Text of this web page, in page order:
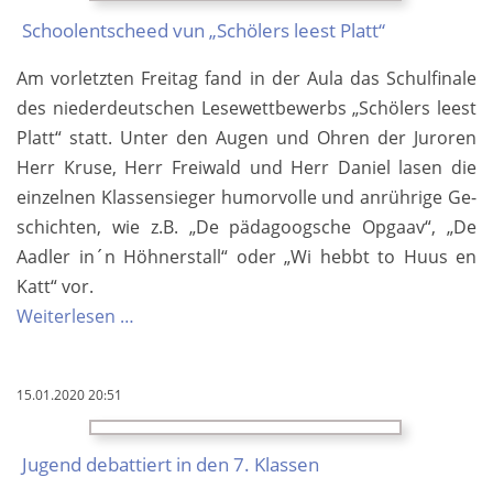
School­ent­scheed vun „Schölers leest Platt“
Am vorletz­ten Frei­tag fand in der Aula das Schul­finale
des nieder­deut­schen Lese­wett­be­werbs „Schölers leest
Platt“ statt. Un­ter den Au­gen und Ohren der Juroren
Herr Kruse, Herr Frei­wald und Herr Daniel lasen die
ein­zel­nen Klassen­sieger humor­volle und anrührige Ge­
schichten, wie z.B. „De päda­googsche Opgaav“, „De
Aadler in´n Höhner­stall“ oder „Wi hebbt to Huus en
Katt“ vor.
Weiterlesen …
„Schölers
leest
15.01.2020 20:51
Jugend de­bat­tiert in den 7. Klassen